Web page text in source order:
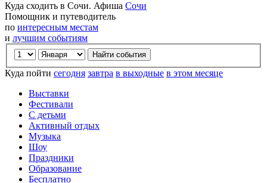
Куда сходить в Сочи. Афиша Сочи
Помощник и путеводитель
по интересным местам
и лучшим событиям
Куда пойти сегодня завтра в выходные в этом месяце
Выставки
Фестивали
С детьми
Активный отдых
Музыка
Шоу
Праздники
Образование
Бесплатно